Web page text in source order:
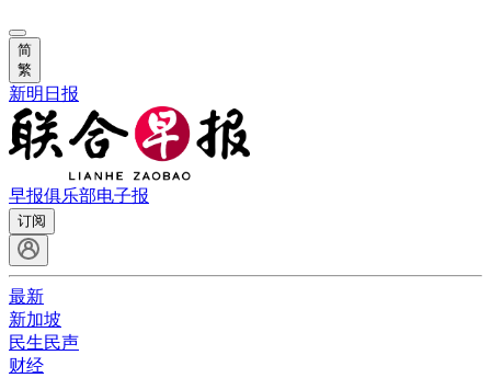
简
繁
新明日报
早报俱乐部电子报
订阅
最新
新加坡
民生民声
财经